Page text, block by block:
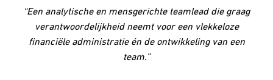
“Een analytische en mensgerichte teamlead die graag
verantwoordelijkheid neemt voor een vlekkeloze
financiële administratie én de ontwikkeling van een
team.”